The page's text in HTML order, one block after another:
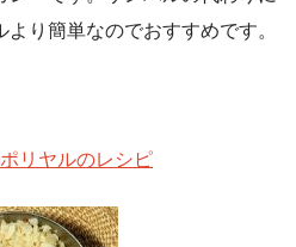
り簡単なのでおすすめです。
リヤルのレシピ